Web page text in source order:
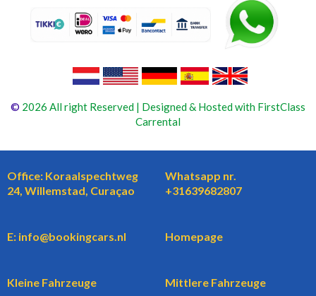
© 2026 All right Reserved | Designed & Hosted with FirstClass
Carrental
Office: Koraalspechtweg
24, Willemstad, Curaçao
Whatsapp nr.
+31639682807
E: info@bookingcars.nl Homepage
Kleine Fahrzeuge Mittlere Fahrzeuge